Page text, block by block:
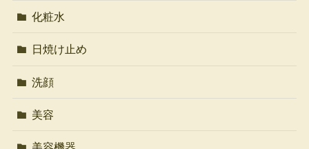
化粧水
日焼け止め
洗顔
美容